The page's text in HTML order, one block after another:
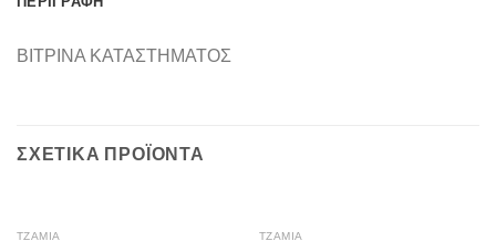
ΒΙΤΡΙΝΑ ΚΑΤΑΣΤΗΜΑΤΟΣ
ΣΧΕΤΙΚΆ ΠΡΟΪΌΝΤΑ
ΤΖΆΜΙΑ ΤΖΆΜΙΑ